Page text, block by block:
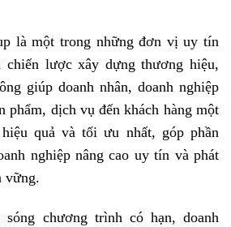
là một trong những đơn vị uy tín
chiến lược xây dựng thương hiệu,
giúp doanh nhân, doanh nghiệp
phẩm, dịch vụ đến khách hàng một
quả và tối ưu nhất, góp phần
nghiệp nâng cao uy tín và phát
vững.
chương trình có hạn, doanh